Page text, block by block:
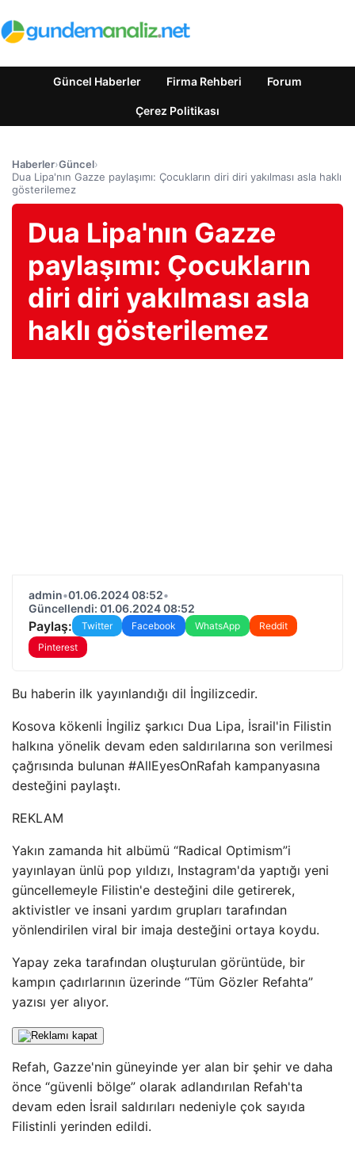
Güncel Haberler Firma Rehberi Forum
Çerez Politikası
Haberler›Güncel›
Dua Lipa'nın Gazze paylaşımı: Çocukların diri diri yakılması asla haklı
gösterilemez
Dua Lipa'nın Gazze
paylaşımı: Çocukların
diri diri yakılması asla
haklı gösterilemez
admin•01.06.2024 08:52•
Güncellendi: 01.06.2024 08:52
Paylaş: Twitter Facebook WhatsApp
Reddit
Pinterest
Bu haberin ilk yayınlandığı dil İngilizcedir.
Kosova kökenli İngiliz şarkıcı Dua Lipa, İsrail'in Filistin
halkına yönelik devam eden saldırılarına son verilmesi
çağrısında bulunan #AllEyesOnRafah kampanyasına
desteğini paylaştı.
REKLAM
Yakın zamanda hit albümü “Radical Optimism”i
yayınlayan ünlü pop yıldızı, Instagram'da yaptığı yeni
güncellemeyle Filistin'e desteğini dile getirerek,
aktivistler ve insani yardım grupları tarafından
yönlendirilen viral bir imaja desteğini ortaya koydu.
Yapay zeka tarafından oluşturulan görüntüde, bir
kampın çadırlarının üzerinde “Tüm Gözler Refahta”
yazısı yer alıyor.
Refah, Gazze'nin güneyinde yer alan bir şehir ve daha
önce “güvenli bölge” olarak adlandırılan Refah'ta
devam eden İsrail saldırıları nedeniyle çok sayıda
Filistinli yerinden edildi.